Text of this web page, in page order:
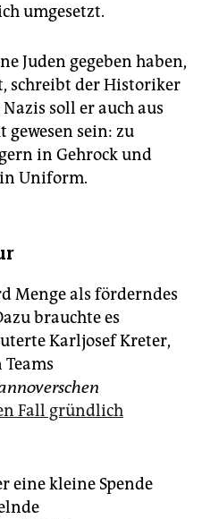
umgesetzt.
Juden gegeben haben,
schreibt der Historiker
soll er auch aus
gewesen sein: zu
in Gehrock und
Uniform.
Menge als förderndes
brauchte es
Karljosef Kreter,
Fall gründlich
eine kleine Spende